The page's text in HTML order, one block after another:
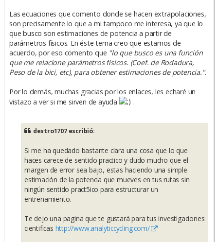
Las ecuaciones que comento donde se hacen extrapolaciones,
son precisamente lo que a mi tampoco me interesa, ya que lo
que busco son estimaciones de potencia a partir de
parámetros físicos. En éste tema creo que estamos de
acuerdo, por eso comento que "lo que busco es una función
que me relacione parámetros físicos. (Coef. de Rodadura,
Peso de la bici, etc), para obtener estimaciones de potencia.".
Por lo demás, muchas gracias por los enlaces, les echaré un
vistazo a ver si me sirven de ayuda
.
destro1707 escribió:
Si me ha quedado bastante clara una cosa que lo que
haces carece de sentido practico y dudo mucho que el
margen de error sea bajo, estas haciendo una simple
estimación de la potencia que mueves en tus rutas sin
ningún sentido pract5ico para estructurar un
entrenamiento.
Te dejo una pagina que te gustará para tus investigaciones
cientificas http://www.analyticcycling.com/